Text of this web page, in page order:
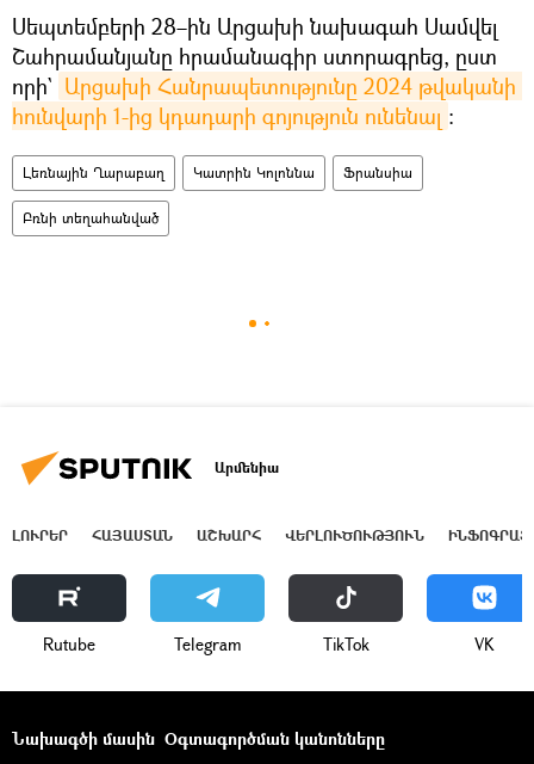
Սեպտեմբերի 28–ին Արցախի նախագահ Սամվել
Շահրամանյանը հրամանագիր ստորագրեց, ըստ
որի` Արցախի Հանրապետությունը 2024 թվականի
հունվարի 1-ից կդադարի գոյություն ունենալ ։
Լեռնային Ղարաբաղ Կատրին Կոլոննա Ֆրանսիա
Բռնի տեղահանված
Արմենիա
ԼՈՒՐԵՐ ՀԱՅԱՍՏԱՆ ԱՇԽԱՐՀ ՎԵՐԼՈՒԾՈՒԹՅՈՒՆ
Rutube Telegram ТikТоk VK
Նախագծի մասին Օգտագործման կանոնները